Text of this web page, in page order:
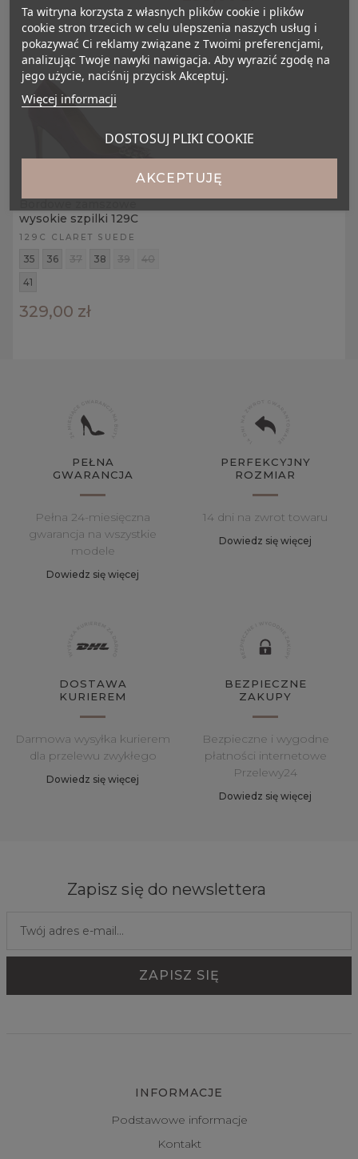
wysokie szpilki 129C
129C CLARET SUEDE
35 36 37 38 39
40
41
329,00 zł
PEŁNA
GWARANCJA
Pełna 24-miesięczna
gwarancja na wszystkie
modele
Dowiedz się więcej
PERFEKCYJNY
ROZMIAR
14 dni na zwrot towaru
Dowiedz się więcej
DOSTAWA
KURIEREM
Darmowa wysyłka kurierem
dla przelewu zwykłego
Dowiedz się więcej
BEZPIECZNE
ZAKUPY
Bezpieczne i wygodne
płatności internetowe
Przelewy24
Dowiedz się więcej
Zapisz się do newslettera
INFORMACJE
Podstawowe informacje
Kontakt
Ta witryna korzysta z własnych plików cookie i plików
cookie stron trzecich w celu ulepszenia naszych usług i
pokazywać Ci reklamy związane z Twoimi preferencjami,
analizując Twoje nawyki nawigacja. Aby wyrazić zgodę na
jego użycie, naciśnij przycisk Akceptuj.
Więcej informacji
DOSTOSUJ PLIKI COOKIE
AKCEPTUJĘ